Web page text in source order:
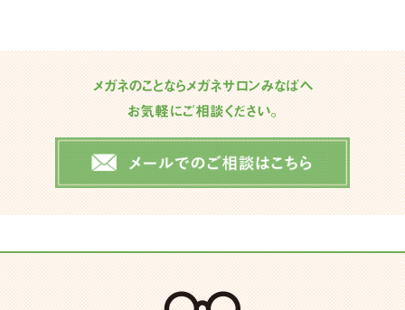
メガネのことならメガネサロンみなばへ
お気軽にご相談ください。